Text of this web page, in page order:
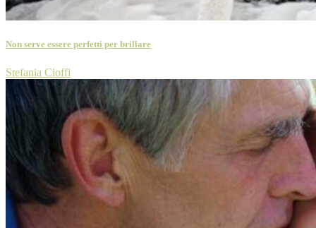
Non serve essere perfetti per brillare
Stefania Cioffi